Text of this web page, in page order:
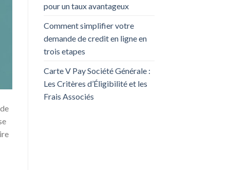
pour un taux avantageux
Comment simplifier votre
demande de credit en ligne en
trois etapes
Carte V Pay Société Générale :
Les Critères d’Éligibilité et les
Frais Associés